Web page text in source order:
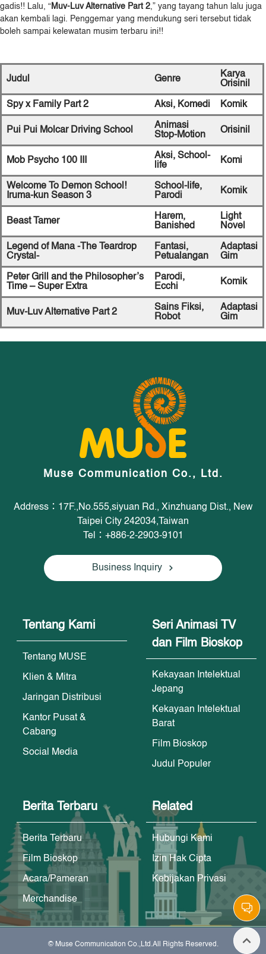
gadis!! Lalu, “Muv-Luv Alternative Part 2,” yang tayang tahun lalu juga
akan kembali lagi. Penggemar yang mendukung seri tersebut tidak
boleh sampai kelewatan musim terbaru ini!!
Judul Genre
Karya
Orisinil
Spy x Family Part 2 Aksi, Komedi Komik
Pui Pui Molcar Driving School
Animasi
Stop-Motion
Orisinil
Mob Psycho 100 III Aksi, School-
life
Komi
Welcome To Demon School!
Iruma-kun Season 3
School-life,
Parodi
Komik
Beast Tamer
Harem,
Banished
Light
Novel
Legend of Mana -The Teardrop
Crystal-
Fantasi,
Petualangan
Adaptasi
Gim
Peter Grill and the Philosopher’s
Time – Super Extra
Parodi,
Ecchi
Komik
Muv-Luv Alternative Part 2
Sains Fiksi,
Robot
Adaptasi
Gim
Muse Communication Co., Ltd.
Address：17F.,No.555,siyuan Rd., Xinzhuang Dist., New
Taipei City 242034,Taiwan
Tel：+886-2-2903-9101
Business Inquiry
Tentang Kami
Tentang MUSE
Klien & Mitra
Jaringan Distribusi
Kantor Pusat &
Cabang
Social Media
Seri Animasi TV
dan Film Bioskop
Kekayaan Intelektual
Jepang
Kekayaan Intelektual
Barat
Film Bioskop
Judul Populer
Berita Terbaru
Berita Terbaru
Film Bioskop
Acara/Pameran
Merchandise
Related
Hubungi Kami
Izin Hak Cipta
Kebijakan Privasi
© Muse Communication Co.,Ltd.All Rights Reserved.